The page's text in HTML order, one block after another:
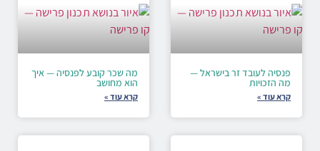
פנסיה לעובד זר בישראל —
מה הזכויות
קרא עוד »
מה שכר קובע לפנסיה — איך
הוא מחושב
קרא עוד »